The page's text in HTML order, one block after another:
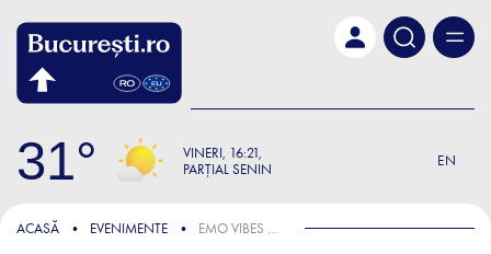
31 VINERI 16:21
PARȚIAL SENIN
EN
ACASĂ EVENIMENTE EMO VIBES ONLY CU ALEXANDRA